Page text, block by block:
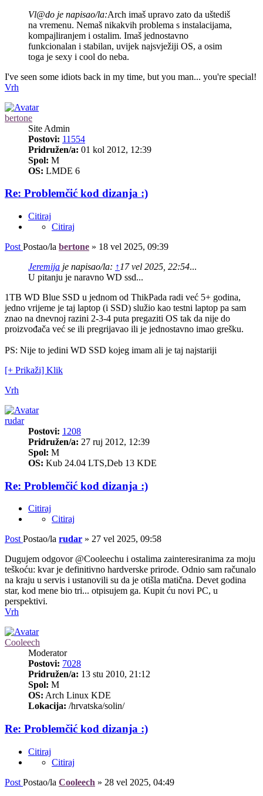
Vl@do je napisao/la:Arch imaš upravo zato da uštediš
na vremenu. Nemaš nikakvih problema s instalacijama,
kompajliranjem i ostalim. Imaš jednostavno
funkcionalan i stabilan, uvijek najsvježiji OS, a osim
toga je sexy i cool do neba.
I've seen some idiots back in my time, but you man... you're special!
Vrh
bertone
Site Admin
Postovi: 11554
Pridružen/a: 01 kol 2012, 12:39
Spol: M
OS: LMDE 6
Re: Problemčić kod dizanja :)
Citiraj
Citiraj
Post Postao/la bertone » 18 vel 2025, 09:39
Jeremija je napisao/la: ↑ 17 vel 2025, 22:54...
U pitanju je naravno WD ssd...
1TB WD Blue SSD u jednom od ThikPada radi već 5+ godina,
jedno vrijeme je taj laptop (i SSD) služio kao testni laptop pa sam
znao na dnevnoj razini 2-3-4 puta pregaziti OS tak da nije do
proizvođača već se ili pregrijavao ili je jednostavno imao grešku.
PS: Nije to jedini WD SSD kojeg imam ali je taj najstariji
[+ Prikaži] Klik
Vrh
rudar
Postovi: 1208
Pridružen/a: 27 ruj 2012, 12:39
Spol: M
OS: Kub 24.04 LTS,Deb 13 KDE
Re: Problemčić kod dizanja :)
Citiraj
Citiraj
Post Postao/la rudar » 27 vel 2025, 09:58
Dugujem odgovor @Cooleechu i ostalima zainteresiranima za moju
teškoću: kvar je definitivno hardverske prirode. Odnio sam računalo
na kraju u servis i ustanovili su da je otišla matična. Devet godina
star, kod mene bio tri... otpisujem ga. Kupit ću novi PC, u
perspektivi.
Vrh
Cooleech
Moderator
Postovi: 7028
Pridružen/a: 13 stu 2010, 21:12
Spol: M
OS: Arch Linux KDE
Lokacija: /hrvatska/solin/
Re: Problemčić kod dizanja :)
Citiraj
Citiraj
Post Postao/la Cooleech » 28 vel 2025, 04:49